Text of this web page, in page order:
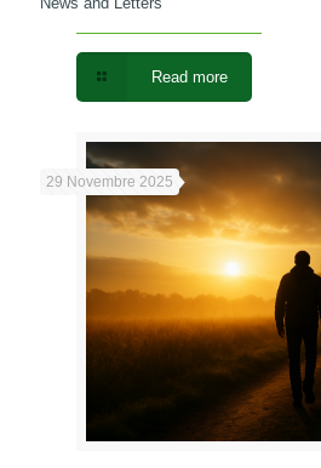
Read more
29 Novembre 2025